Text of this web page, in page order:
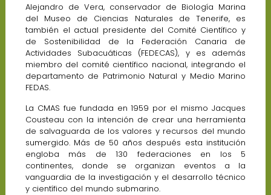
Alejandro de Vera, conservador de Biología Marina
del Museo de Ciencias Naturales de Tenerife, es
también el actual presidente del Comité Científico y
de Sostenibilidad de la Federación Canaria de
Actividades Subacuáticas (FEDECAS), y es además
miembro del comité científico nacional, integrando el
departamento de Patrimonio Natural y Medio Marino
FEDAS.
La CMAS fue fundada en 1959 por el mismo Jacques
Cousteau con la intención de crear una herramienta
de salvaguarda de los valores y recursos del mundo
sumergido. Más de 50 años después esta institución
engloba más de 130 federaciones en los 5
continentes, donde se organizan eventos a la
vanguardia de la investigación y el desarrollo técnico
y científico del mundo submarino.